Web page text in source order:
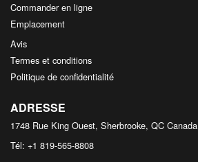
Commander en ligne
Emplacement
Avis
Termes et conditions
Politique de confidentialité
ADRESSE
1748 Rue King Ouest, Sherbrooke, QC Canada
Tél: +1 819-565-8808